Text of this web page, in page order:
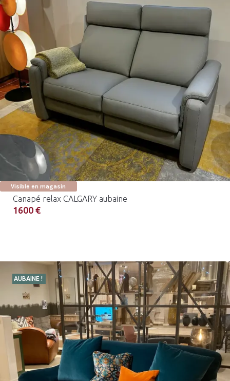
Visible en magasin
Canapé relax CALGARY aubaine
1600 €
AUBAINE !